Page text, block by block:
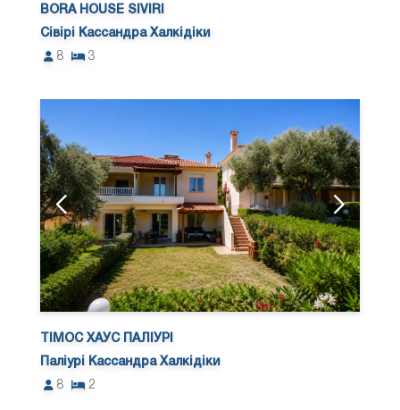
BORA HOUSE SIVIRI
Сівірі Кассандра Халкідіки
8
3
ТІМОС ХАУС ПАЛІУРІ
Паліурі Кассандра Халкідіки
8
2